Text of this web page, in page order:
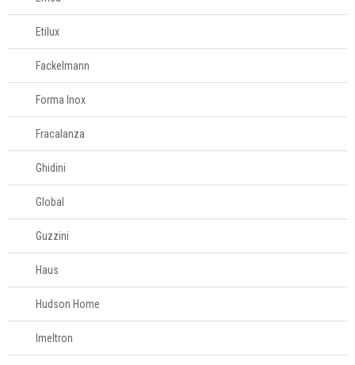
Etilux
Fackelmann
Forma Inox
Fracalanza
Ghidini
Global
Guzzini
Haus
Hudson Home
Imeltron